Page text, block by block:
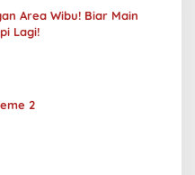
Area Wibu! Biar Main
Lagi!
2